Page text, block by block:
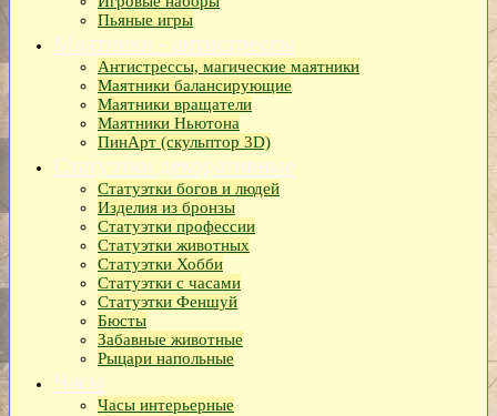
Пьяные игры
Маятники - антистрессы
Антистрессы, магические маятники
Маятники балансирующие
Маятники вращатели
Маятники Ньютона
ПинАрт (скульптор 3D)
Статуэтки декоративные
Статуэтки богов и людей
Изделия из бронзы
Статуэтки профессии
Статуэтки животных
Статуэтки Хобби
Статуэтки с часами
Статуэтки Феншуй
Бюсты
Забавные животные
Рыцари напольные
Часы
Часы интерьерные